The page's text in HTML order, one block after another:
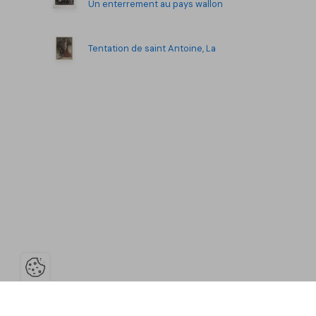
Un enterrement au pays wallon
Tentation de saint Antoine, La
Ouvrir la barre de gestion des